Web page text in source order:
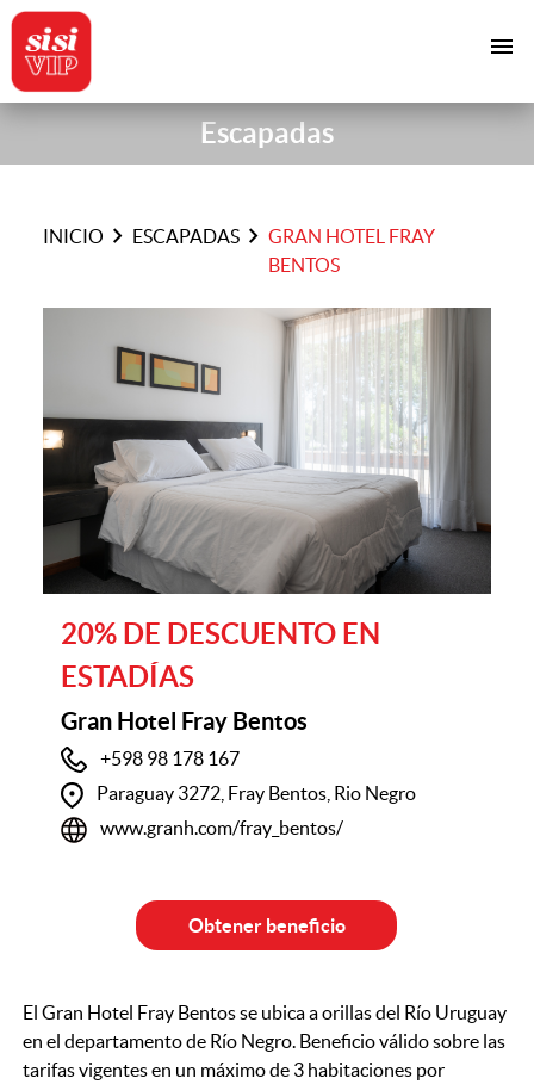
menu
Escapadas
INICIO chevron_right ESCAPADASchevron_right GRAN HOTEL FRAY
BENTOS
20% DE DESCUENTO EN
ESTADÍAS
Gran Hotel Fray Bentos
+598 98 178 167
Paraguay 3272, Fray Bentos, Rio Negro
www.granh.com/fray_bentos/
Obtener beneficio
El Gran Hotel Fray Bentos se ubica a orillas del Río Uruguay
en el departamento de Río Negro. Beneficio válido sobre las
tarifas vigentes en un máximo de 3 habitaciones por